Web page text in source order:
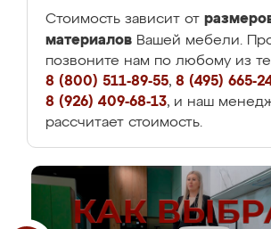
Стоимость зависит от
материалов Вашей мебели.
позвоните нам по любому из
8 (800) 511-89-55, 8 (495) 665-
8 (926) 409-68-13, и наш
рассчитает стоимость.